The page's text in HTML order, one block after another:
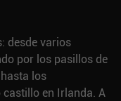
desde varios
por los pasillos de
los
en Irlanda. A